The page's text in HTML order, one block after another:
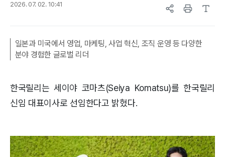
2026. 07. 02. 10:41
일본과 미국에서 영업, 마케팅, 사업 혁신, 조직 운영 등 다양한
분야 경험한 글로벌 리더
한국릴리는 세이야 코마츠(Seiya Komatsu)를 한국릴리
신임 대표이사로 선임한다고 밝혔다.